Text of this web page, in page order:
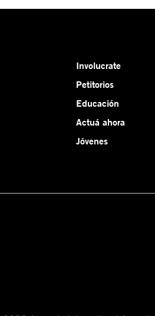
Involucrate
Petitorios
Educación
Actuá ahora
Jóvenes